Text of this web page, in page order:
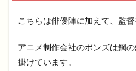
こちらは俳優陣に加えて、監督
アニメ制作会社のボンズは鋼
掛けています。